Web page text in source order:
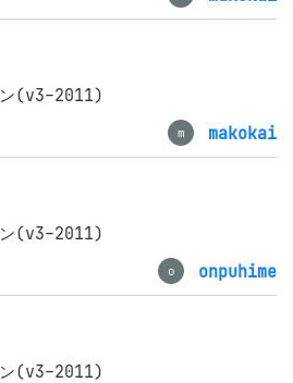
(v3-2011)
m makokai
(v3-2011)
o onpuhime
(v3-2011)